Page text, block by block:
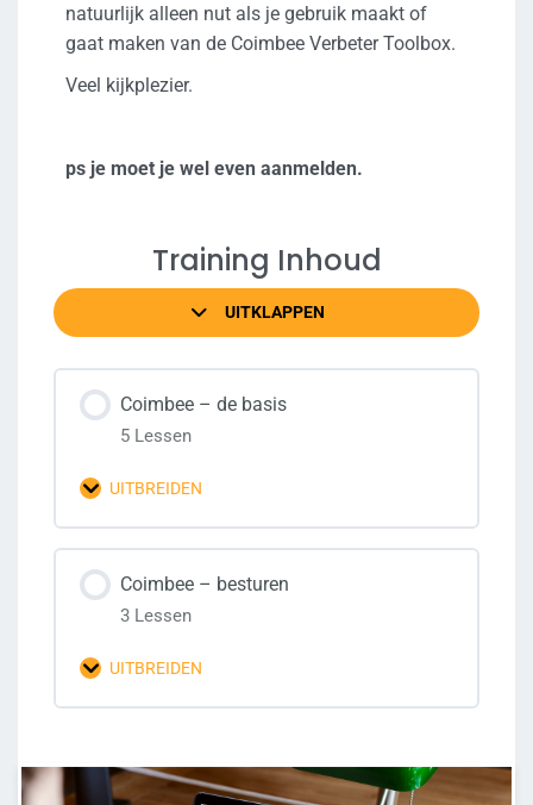
natuurlijk alleen nut als je gebruik maakt of
gaat maken van de Coimbee Verbeter Toolbox.
Veel kijkplezier.
ps je moet je wel even aanmelden.
Training Inhoud
UITKLAPPEN
Coimbee – de basis
5 Lessen
UITBREIDEN
Coimbee – besturen
3 Lessen
UITBREIDEN